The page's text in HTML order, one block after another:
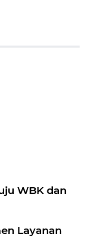
WBK dan
Layanan